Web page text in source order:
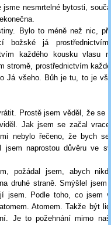
nesmrtelné bytosti,
Bylo to méně než nic,
já prostřednictvím
každého kousku vlasu
stromě, prostřednictvím
Já všeho. Bůh je tu, to je
Prostě jsem věděl, že se
Jak jsem se začal
nebylo řečeno, že bych
jsem naprostou důvěru ve
požádal jsem, abych
druhé straně. Smýšlel jsem
jsem. Podle toho, co jsem
Atomem. Takže být
Je to požehnání mimo